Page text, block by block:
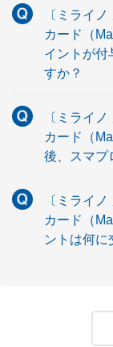
〔ミライ
カード（
イントが付
すか？
〔ミライ
カード（
後、スマプ
〔ミライ
カード（
ントは何に